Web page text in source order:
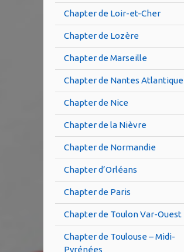
Chapter de Loir-et-Cher
Chapter de Lozère
Chapter de Marseille
Chapter de Nantes Atlantique
Chapter de Nice
Chapter de la Nièvre
Chapter de Normandie
Chapter d’Orléans
Chapter de Paris
Chapter de Toulon Var-Ouest
Chapter de Toulouse – Midi-
Pyrénées